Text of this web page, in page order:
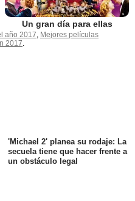
Un gran día para ellas
año 2017 Mejores películas
2017
'Michael 2' planea su rodaje: La
secuela tiene que hacer frente a
un obstáculo legal